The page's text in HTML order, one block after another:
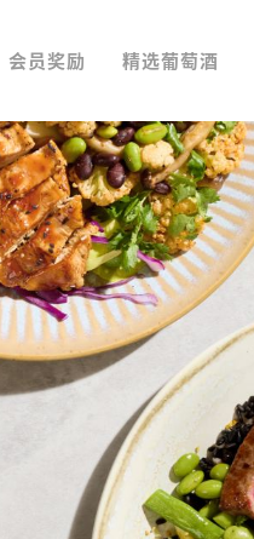
会员奖励 精选葡萄酒